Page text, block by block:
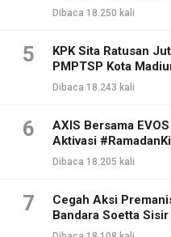
Dibaca 18.250 kali
5
KPK Sita Ratusan
PMPTSP Kota
Dibaca 18.243 kali
6
AXIS Bersama
Aktivasi
Dibaca 18.205 kali
7
Cegah Aksi
Bandara Soetta